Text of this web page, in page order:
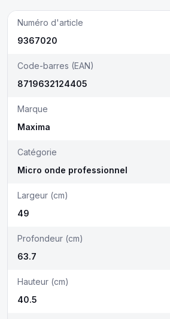
Numéro d'article
9367020
Code-barres (EAN)
8719632124405
Marque
Maxima
Catégorie
Micro onde professionnel
Largeur (cm)
49
Profondeur (cm)
63.7
Hauteur (cm)
40.5